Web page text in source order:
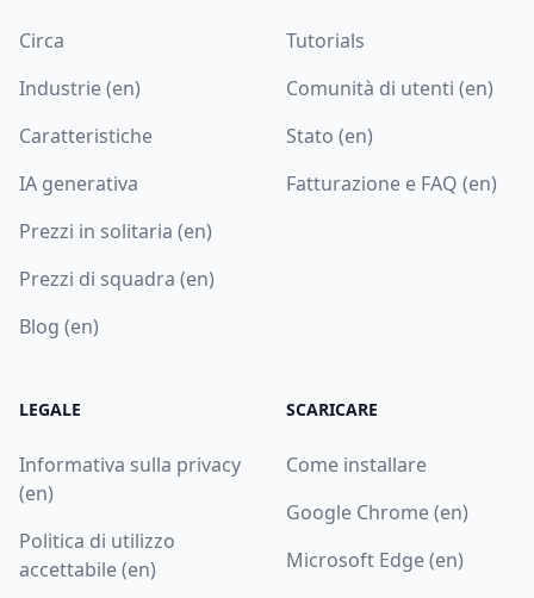
Circa
Industrie (en)
Caratteristiche
IA generativa
Prezzi in solitaria (en)
Prezzi di squadra (en)
Blog (en)
Tutorials
Comunità di utenti (en)
Stato (en)
Fatturazione e FAQ (en)
LEGALE
Informativa sulla privacy
(en)
Politica di utilizzo
accettabile (en)
SCARICARE
Come installare
Google Chrome (en)
Microsoft Edge (en)